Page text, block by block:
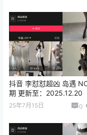
抖音 李怼怼超凶 岛遇
期 更新至：2025.12.20
25年7月15日 0